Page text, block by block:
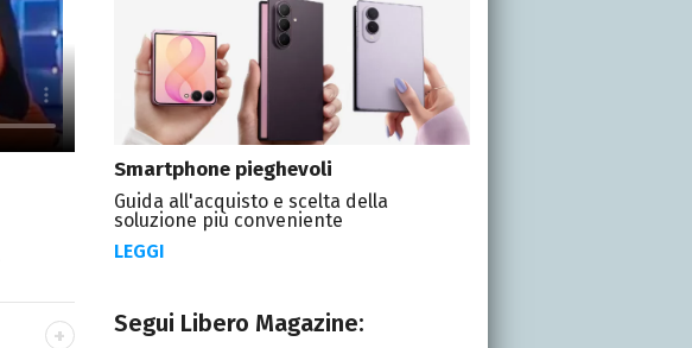
Smartphone pieghevoli
Guida all'acquisto e scelta della
soluzione più conveniente
LEGGI
Segui Libero Magazine: